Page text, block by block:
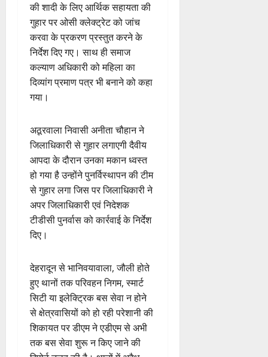
की शादी के लिए आर्थिक सहायता की
गुहार पर ओसी क्लेक्ट्रेट को जांच
करवा के प्रकरण प्रस्तुत करने के
निर्देश दिए गए। साथ ही समाज
कल्याण अधिकारी को महिला का
दिव्यांग प्रमाण पत्र भी बनाने को कहा
गया।
अठूरवाला निवासी अनीता चौहान ने
जिलाधिकारी से गुहार लगाएगी दैवीय
आपदा के दौरान उनका मकान ध्वस्त
हो गया है उन्होंने पुनर्विस्थापन की टीम
से गुहार लगा जिस पर जिलाधिकारी ने
अपर जिलाधिकारी एवं निदेशक
टीडीसी पुनर्वास को कार्रवाई के निर्देश
दिए।
देहरादून से भानिवयावाला, जौली होते
हुए थानों तक परिवहन निगम, स्मार्ट
सिटी या इलेक्ट्रिक बस सेवा न होने
से क्षेत्रवासियों को हो रही परेशानी की
शिकायत पर डीएम ने एडीएम से अभी
तक बस सेवा शुरू न किए जाने की